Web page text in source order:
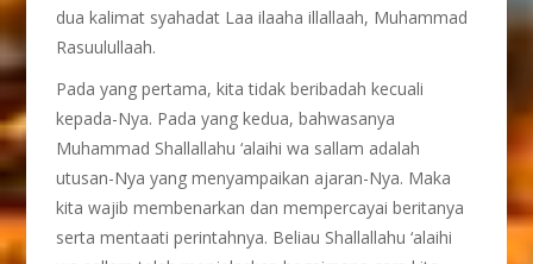
dua kalimat syahadat Laa ilaaha illallaah, Muhammad
Rasuulullaah.
Pada yang pertama, kita tidak beribadah kecuali
kepada-Nya. Pada yang kedua, bahwasanya
Muhammad Shallallahu ‘alaihi wa sallam adalah
utusan-Nya yang menyampaikan ajaran-Nya. Maka
kita wajib membenarkan dan mempercayai beritanya
serta mentaati perintahnya. Beliau Shallallahu ‘alaihi